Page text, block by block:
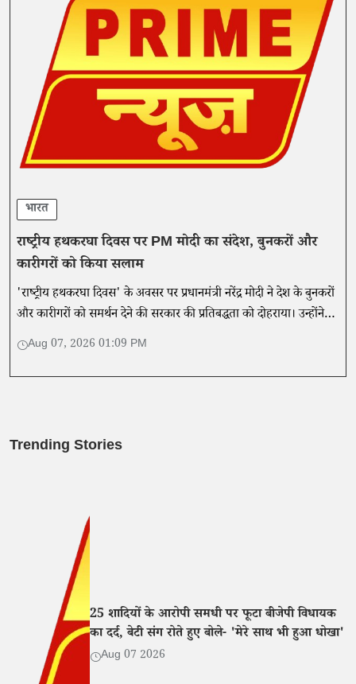
भारत
राष्ट्रीय हथकरघा दिवस पर PM मोदी का संदेश, बुनकरों और
कारीगरों को किया सलाम
'राष्ट्रीय हथकरघा दिवस' के अवसर पर प्रधानमंत्री नरेंद्र मोदी ने देश के बुनकरों
और कारीगरों को समर्थन देने की सरकार की प्रतिबद्धता को दोहराया। उन्होंने
इस खास अवसर पर लोगों से अपील करते हुए कहा...
Aug 07, 2026 01:09 PM
Trending Stories
25 शादियों के आरोपी समधी पर फूटा बीजेपी विधायक
का दर्द, बेटी संग रोते हुए बोले- 'मेरे साथ भी हुआ धोखा'
Aug 07 2026